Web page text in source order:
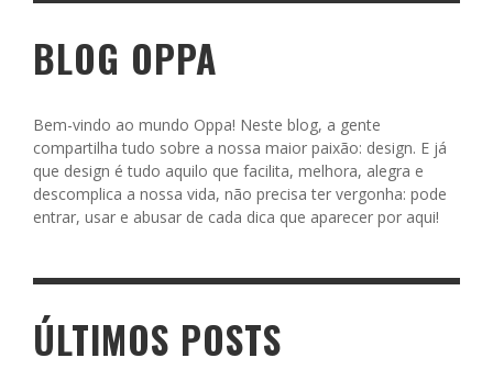
BLOG OPPA
Bem-vindo ao mundo Oppa! Neste blog, a gente
compartilha tudo sobre a nossa maior paixão: design. E já
que design é tudo aquilo que facilita, melhora, alegra e
descomplica a nossa vida, não precisa ter vergonha: pode
entrar, usar e abusar de cada dica que aparecer por aqui!
ÚLTIMOS POSTS